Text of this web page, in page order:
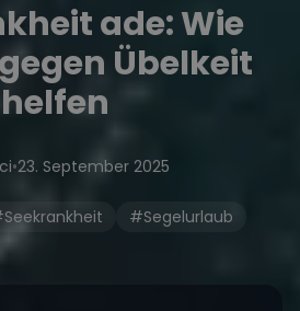
ade: Wie
Übelkeit
helfen
•23. September 2025
#Segelurlaub